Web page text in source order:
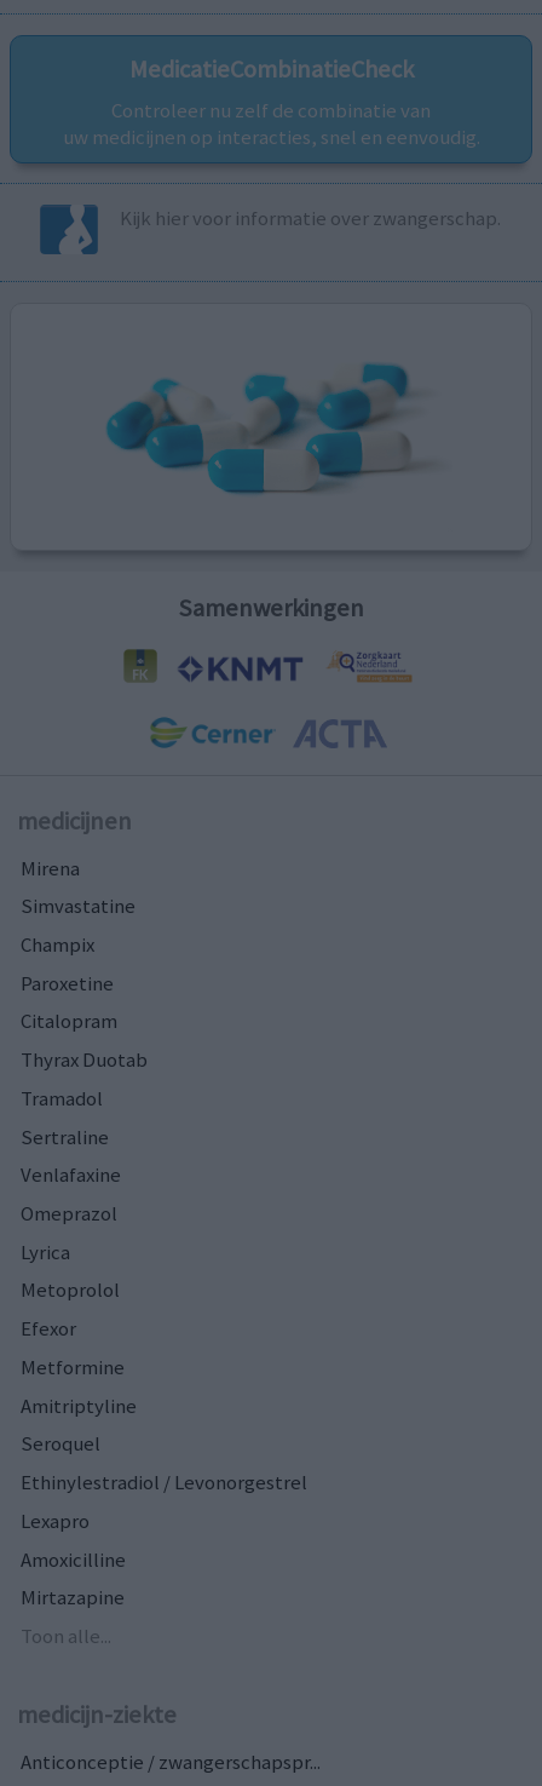
MedicatieCombinatieCheck
Controleer nu zelf de combinatie van
uw medicijnen op interacties, snel en eenvoudig.
Kijk hier voor informatie over zwangerschap.
Samenwerkingen
medicijnen
Mirena
Simvastatine
Champix
Paroxetine
Citalopram
Thyrax Duotab
Tramadol
Sertraline
Venlafaxine
Omeprazol
Lyrica
Metoprolol
Efexor
Metformine
Amitriptyline
Seroquel
Ethinylestradiol / Levonorgestrel
Lexapro
Amoxicilline
Mirtazapine
Toon alle...
medicijn-ziekte
Anticonceptie / zwangerschapspr...